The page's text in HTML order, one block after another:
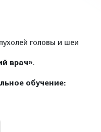
головы и шеи
врач».
обучение: